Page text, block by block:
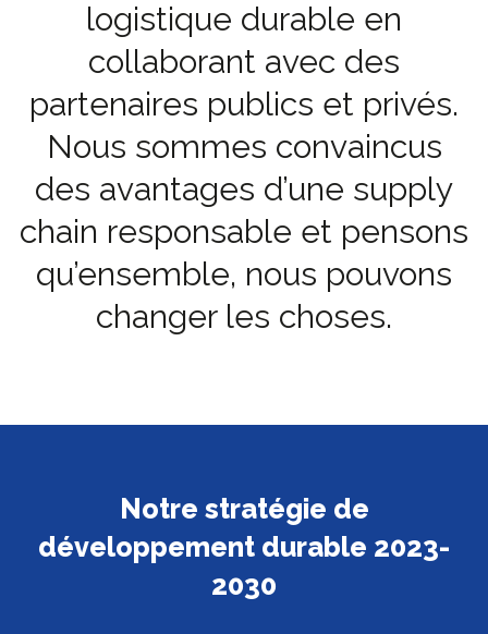
logistique durable en
collaborant avec des
partenaires publics et privés.
Nous sommes convaincus
des avantages d’une supply
chain responsable et pensons
qu’ensemble, nous pouvons
changer les choses.
Notre stratégie de
développement durable 2023-
2030